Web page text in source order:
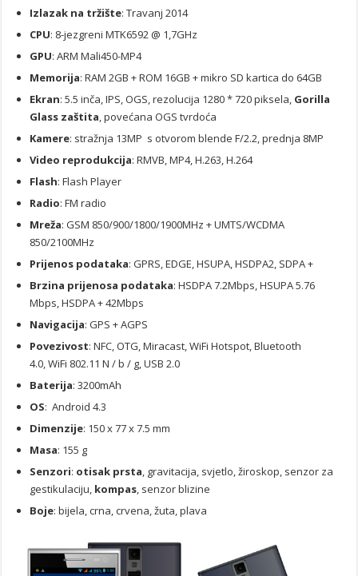
Izlazak na tržište: Travanj 2014
CPU: 8-jezgreni MTK6592 @ 1,7GHz
GPU: ARM Mali450-MP4
Memorija: RAM 2GB + ROM 16GB + mikro SD kartica do 64GB
Ekran: 5.5 inča, IPS, OGS, rezolucija 1280 * 720 piksela, Gorilla
Glass zaštita, povećana OGS tvrdoća
Kamere: stražnja 13MP s otvorom blende F/2.2, prednja 8MP
Video reprodukcija: RMVB, MP4, H.263, H.264
Flash: Flash Player
Radio: FM radio
Mreža: GSM 850/900/1800/1900MHz + UMTS/WCDMA
850/2100MHz
Prijenos podataka: GPRS, EDGE, HSUPA, HSDPA2, SDPA +
Brzina prijenosa podataka: HSDPA 7.2Mbps, HSUPA 5.76
Mbps, HSDPA + 42Mbps
Navigacija: GPS + AGPS
Povezivost: NFC, OTG, Miracast, WiFi Hotspot, Bluetooth
4.0, WiFi 802.11 N / b / g, USB 2.0
Baterija: 3200mAh
OS: Android 4.3
Dimenzije: 150 x 77 x 7.5 mm
Masa: 155 g
Senzori: otisak prsta, gravitacija, svjetlo, žiroskop, senzor za
gestikulaciju, kompas, senzor blizine
Boje: bijela, crna, crvena, žuta, plava